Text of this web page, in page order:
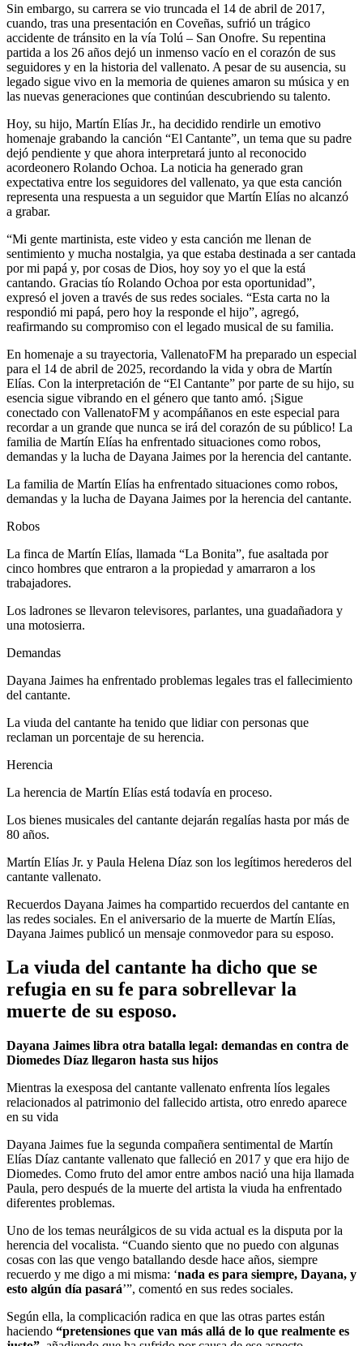
Sin embargo, su carrera se vio truncada el 14 de abril de 2017,
cuando, tras una presentación en Coveñas, sufrió un trágico
accidente de tránsito en la vía Tolú – San Onofre. Su repentina
partida a los 26 años dejó un inmenso vacío en el corazón de sus
seguidores y en la historia del vallenato. A pesar de su ausencia, su
legado sigue vivo en la memoria de quienes amaron su música y en
las nuevas generaciones que continúan descubriendo su talento.
Hoy, su hijo, Martín Elías Jr., ha decidido rendirle un emotivo
homenaje grabando la canción “El Cantante”, un tema que su padre
dejó pendiente y que ahora interpretará junto al reconocido
acordeonero Rolando Ochoa. La noticia ha generado gran
expectativa entre los seguidores del vallenato, ya que esta canción
representa una respuesta a un seguidor que Martín Elías no alcanzó
a grabar.
“Mi gente martinista, este video y esta canción me llenan de
sentimiento y mucha nostalgia, ya que estaba destinada a ser cantada
por mi papá y, por cosas de Dios, hoy soy yo el que la está
cantando. Gracias tío Rolando Ochoa por esta oportunidad”,
expresó el joven a través de sus redes sociales. “Esta carta no la
respondió mi papá, pero hoy la responde el hijo”, agregó,
reafirmando su compromiso con el legado musical de su familia.
En homenaje a su trayectoria, VallenatoFM ha preparado un especial
para el 14 de abril de 2025, recordando la vida y obra de Martín
Elías. Con la interpretación de “El Cantante” por parte de su hijo, su
esencia sigue vibrando en el género que tanto amó. ¡Sigue
conectado con VallenatoFM y acompáñanos en este especial para
recordar a un grande que nunca se irá del corazón de su público! La
familia de Martín Elías ha enfrentado situaciones como robos,
demandas y la lucha de Dayana Jaimes por la herencia del cantante.
La familia de Martín Elías ha enfrentado situaciones como robos,
demandas y la lucha de Dayana Jaimes por la herencia del cantante.
Robos
La finca de Martín Elías, llamada “La Bonita”, fue asaltada por
cinco hombres que entraron a la propiedad y amarraron a los
trabajadores.
Los ladrones se llevaron televisores, parlantes, una guadañadora y
una motosierra.
Demandas
Dayana Jaimes ha enfrentado problemas legales tras el fallecimiento
del cantante.
La viuda del cantante ha tenido que lidiar con personas que
reclaman un porcentaje de su herencia.
Herencia
La herencia de Martín Elías está todavía en proceso.
Los bienes musicales del cantante dejarán regalías hasta por más de
80 años.
Martín Elías Jr. y Paula Helena Díaz son los legítimos herederos del
cantante vallenato.
Recuerdos Dayana Jaimes ha compartido recuerdos del cantante en
las redes sociales. En el aniversario de la muerte de Martín Elías,
Dayana Jaimes publicó un mensaje conmovedor para su esposo.
La viuda del cantante ha dicho que se
refugia en su fe para sobrellevar la
muerte de su esposo.
Dayana Jaimes libra otra batalla legal: demandas en contra de
Diomedes Díaz llegaron hasta sus hijos
Mientras la exesposa del cantante vallenato enfrenta líos legales
relacionados al patrimonio del fallecido artista, otro enredo aparece
en su vida
Dayana Jaimes fue la segunda compañera sentimental de Martín
Elías Díaz cantante vallenato que falleció en 2017 y que era hijo de
Diomedes. Como fruto del amor entre ambos nació una hija llamada
Paula, pero después de la muerte del artista la viuda ha enfrentado
diferentes problemas.
Uno de los temas neurálgicos de su vida actual es la disputa por la
herencia del vocalista. “Cuando siento que no puedo con algunas
cosas con las que vengo batallando desde hace años, siempre
recuerdo y me digo a mi misma: ‘nada es para siempre, Dayana, y
esto algún día pasará’”, comentó en sus redes sociales.
Según ella, la complicación radica en que las otras partes están
haciendo “pretensiones que van más allá de lo que realmente es